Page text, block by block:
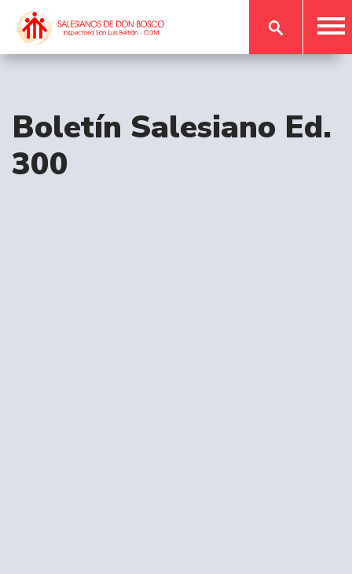
Boletín Salesiano Ed.
300